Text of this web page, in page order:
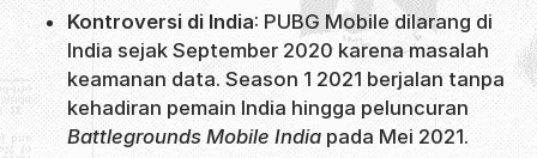
Kontroversi di India: PUBG Mobile dilarang di
India sejak September 2020 karena masalah
keamanan data. Season 1 2021 berjalan tanpa
kehadiran pemain India hingga peluncuran
Battlegrounds Mobile India pada Mei 2021.